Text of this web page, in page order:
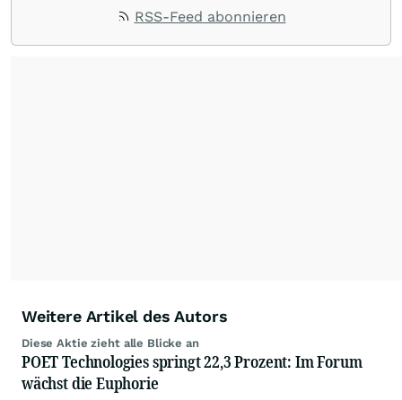
Rohstoffe oder Krypto – die Beiträge sind kurz,
RSS-Feed abonnieren
Weitere Artikel des Autors
Diese Aktie zieht alle Blicke an
POET Technologies springt 22,3 Prozent: Im Forum
wächst die Euphorie